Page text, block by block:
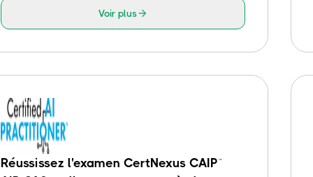
Voir plus
Réussissez l'examen CertNexus CAIP™